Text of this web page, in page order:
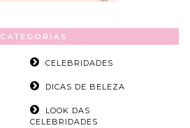
CATEGORIAS
CELEBRIDADES
DICAS DE BELEZA
LOOK DAS
CELEBRIDADES